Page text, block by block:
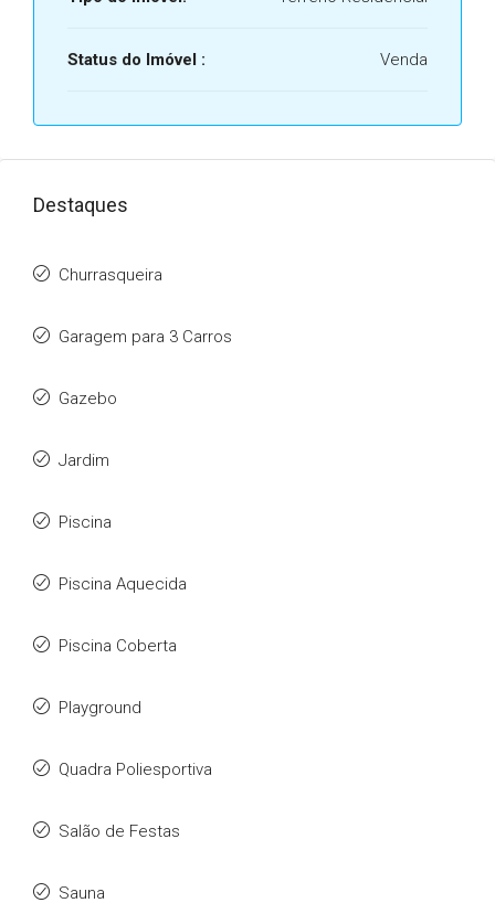
Status do Imóvel : Venda
Destaques
Churrasqueira
Garagem para 3 Carros
Gazebo
Jardim
Piscina
Piscina Aquecida
Piscina Coberta
Playground
Quadra Poliesportiva
Salão de Festas
Sauna